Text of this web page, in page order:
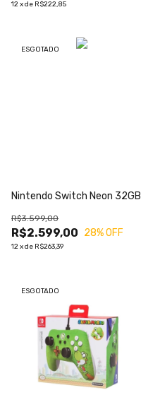
12xde R$222,85
ESGOTADO
Nintendo Switch Neon 32GB
R$2.599,00
R$3.599,00
28% OFF
12xde R$263,39
ESGOTADO